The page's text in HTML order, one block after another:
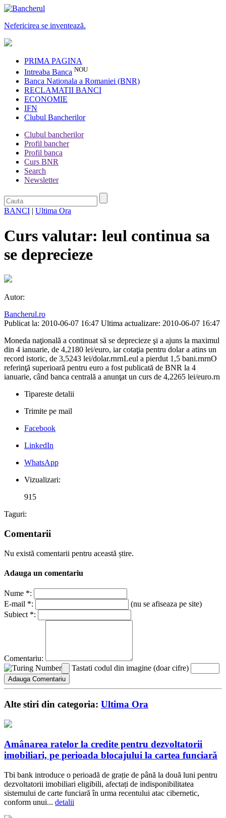
Nefericirea se inventează.
PRIMA PAGINA
Intreaba Banca NOU
Banca Nationala a Romaniei (BNR)
RECLAMATII BANCI
ECONOMIE
IFN
Clubul Bancherilor
Clubul bancherilor
Profil bancher
Profil banca
Curs BNR
Search
Newsletter
BANCI | Ultima Ora
Curs valutar: leul continua sa
se deprecieze
Autor:
Bancherul.ro
Publicat la: 2010-06-07 16:47 Ultima actualizare: 2010-06-07 16:47
Moneda naţională a continuat să se deprecieze şi a ajuns la maximul
din 4 ianuarie, de 4,2180 lei/euro, iar cotaţia pentru dolar a atins un
record istoric, de 3,5243 lei/dolar.rnrnLeul a pierdut 1,5 bani.rnrnO
referinţă superioară pentru euro a fost publicată de BNR la 4
ianuarie, când banca centrală a anunţat un curs de 4,2265 lei/euro.rn
Tipareste detalii
Trimite pe mail
Facebook
LinkedIn
WhatsApp
Vizualizari:
915
Taguri:
Comentarii
Nu există comentarii pentru această știre.
Adauga un comentariu
Nume *:
E-mail *:
(nu se afiseaza pe site)
Subiect *:
Comentariu:
Tastati codul din imagine (doar cifre)
Alte stiri din categoria: Ultima Ora
Amânarea ratelor la credite pentru dezvoltatorii
imobiliari, pe perioada blocajului la cartea funciară
Tbi bank introduce o perioadă de grație de până la două luni pentru
dezvoltatorii imobiliari eligibili, afectați de indisponibilitatea
sistemului de carte funciară în urma recentului atac cibernetic,
conform unui... detalii